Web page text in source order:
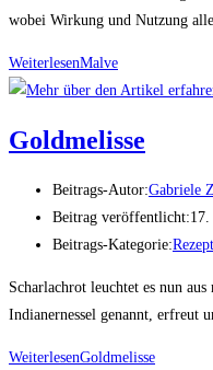
wobei Wirkung und Nutzung
WeiterlesenMalve
Goldmelisse
Beitrags-Autor:Gabriele
Beitrag veröffentlicht:
Beitrags-Kategorie:
Scharlachrot leuchtet es nun
Indianernessel genannt, erfreut
WeiterlesenGoldmelisse